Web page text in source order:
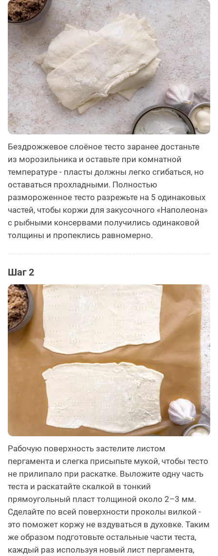
Бездрожжевое слоёное тесто заранее достаньте
из морозильника и оставьте при комнатной
температуре - пласты должны легко сгибаться, но
оставаться прохладными. Полностью
размороженное тесто разрежьте на 5 одинаковых
частей, чтобы коржи для закусочного «Наполеона»
с рыбными консервами получились одинаковой
толщины и пропеклись равномерно.
Шаг 2
Рабочую поверхность застелите листом
пергамента и слегка присыпьте мукой, чтобы тесто
не прилипало при раскатке. Выложите одну часть
теста и раскатайте скалкой в тонкий
прямоугольный пласт толщиной около 2–3 мм.
Сделайте по всей поверхности проколы вилкой -
это поможет коржу не вздуваться в духовке. Таким
же образом подготовьте остальные части теста,
каждый раз используя новый лист пергамента,